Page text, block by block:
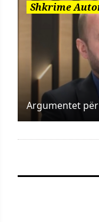
Shkrime
Argumentet